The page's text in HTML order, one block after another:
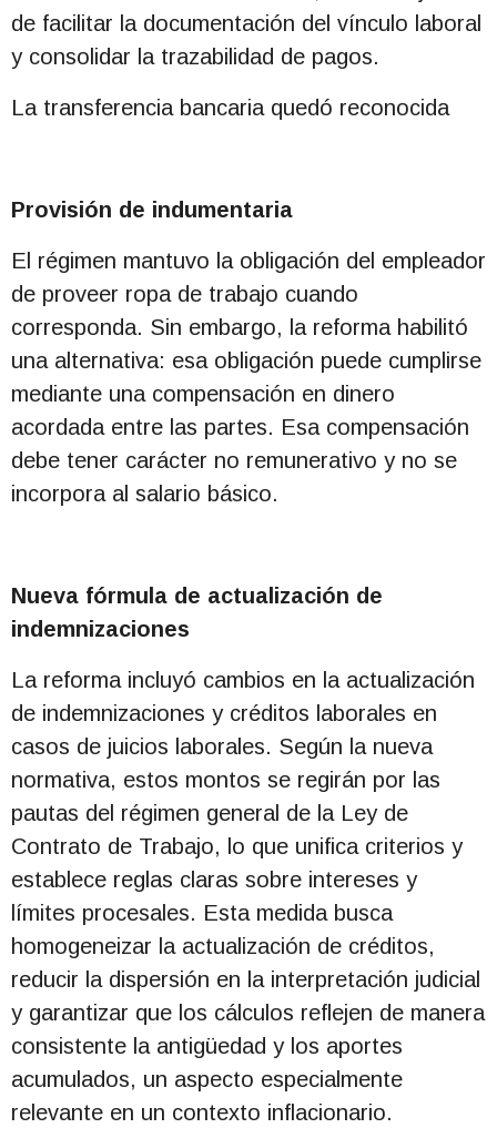
de facilitar la documentación del vínculo laboral
y consolidar la trazabilidad de pagos.
La transferencia bancaria quedó reconocida
Provisión de indumentaria
El régimen mantuvo la obligación del empleador
de proveer ropa de trabajo cuando
corresponda. Sin embargo, la reforma habilitó
una alternativa: esa obligación puede cumplirse
mediante una compensación en dinero
acordada entre las partes. Esa compensación
debe tener carácter no remunerativo y no se
incorpora al salario básico.
Nueva fórmula de actualización de
indemnizaciones
La reforma incluyó cambios en la actualización
de indemnizaciones y créditos laborales en
casos de juicios laborales. Según la nueva
normativa, estos montos se regirán por las
pautas del régimen general de la Ley de
Contrato de Trabajo, lo que unifica criterios y
establece reglas claras sobre intereses y
límites procesales. Esta medida busca
homogeneizar la actualización de créditos,
reducir la dispersión en la interpretación judicial
y garantizar que los cálculos reflejen de manera
consistente la antigüedad y los aportes
acumulados, un aspecto especialmente
relevante en un contexto inflacionario.